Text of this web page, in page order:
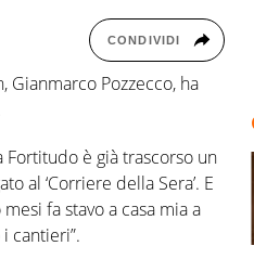
CONDIVIDI
Gianmarco Pozzecco, ha
Fortitudo è già trascorso un
al ‘Corriere della Sera’. E
fa stavo a casa mia a
cantieri”.